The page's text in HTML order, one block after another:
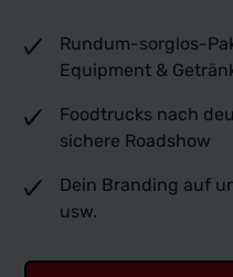
Rundum-sorglos-
Equipment &
Foodtrucks nach
sichere Roadshow
Dein Branding auf
usw.